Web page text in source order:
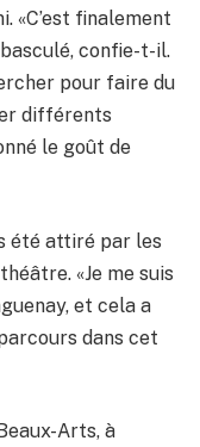
«C’est finalement
confie-t-il.
pour faire du
différents
le goût de
été attiré par les
«Je me suis
et cela a
dans cet
Arts, à